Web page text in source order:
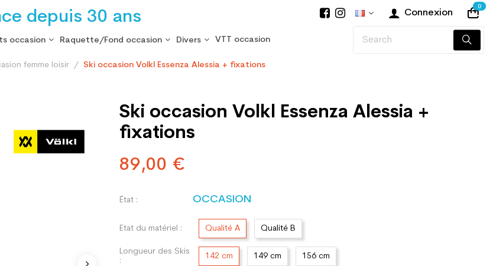
depuis 30 ans Connexion
0
occasion Raquette/Fond occasion Divers VTT occasion
femme loisir Ski occasion Volkl Essenza Alessia + fixations
Ski occasion Volkl Essenza Alessia +
fixations
89,00 €
État : OCCASION
Etat du matériel : Qualité A Qualité B
Longueur des Skis
:
142 cm 149 cm 156 cm